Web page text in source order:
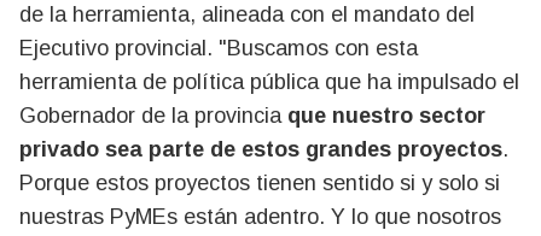
de la herramienta, alineada con el mandato del
Ejecutivo provincial. "Buscamos con esta
herramienta de política pública que ha impulsado el
Gobernador de la provincia que nuestro sector
privado sea parte de estos grandes proyectos.
Porque estos proyectos tienen sentido si y solo si
nuestras PyMEs están adentro. Y lo que nosotros